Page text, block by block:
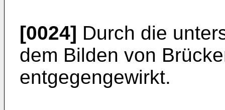
[0024] Durch die
dem Bilden von
entgegengewirkt.